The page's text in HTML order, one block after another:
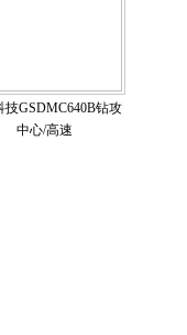
技GSDMC640B钻攻
中心/高速